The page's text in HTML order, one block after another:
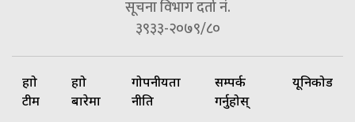
सूचना विभाग दर्ता नं.
३९३३-२०७९/८०
हाम्रो
टीम
हाम्रो
बारेमा
गोपनीयता
नीति
सम्पर्क
गर्नुहोस्
यूनिकोड